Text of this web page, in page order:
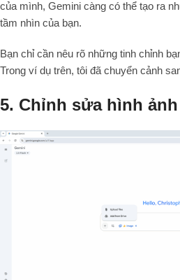
của mình, Gemini càng có thể tạo ra
tầm nhìn của bạn.
Bạn chỉ cần nêu rõ những tinh chỉnh
Trong ví dụ trên, tôi đã chuyển cảnh
5. Chỉnh sửa hình